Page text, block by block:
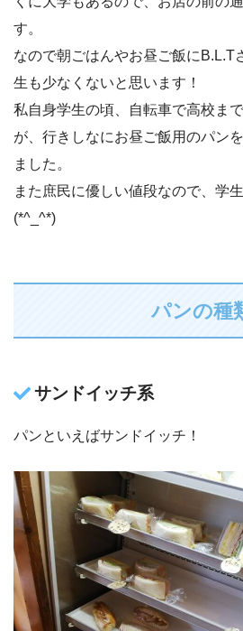
す。
なので朝ごはんやお昼ご飯にB.L.T
生も少なくないと思います！
私自身学生の頃、自転車で高校ま
が、行きしなにお昼ご飯用のパン
ました。
また庶民に優しい値段なので、学
(*^_^*)
パンの種
サンドイッチ系
パンといえばサンドイッチ！